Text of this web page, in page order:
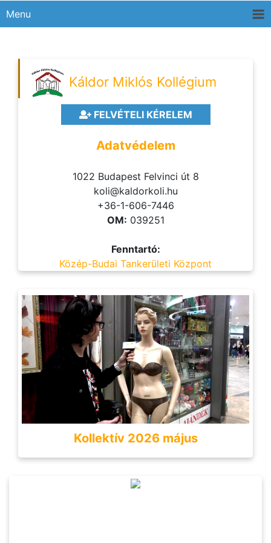
Menu
Káldor Miklós Kollégium
FELVÉTELI KÉRELEM
Adatvédelem
1022 Budapest Felvinci út 8
koli@kaldorkoli.hu
+36-1-606-7446
OM: 039251
Fenntartó:
Közép-Budai Tankerületi Központ
Kollektív 2026 május